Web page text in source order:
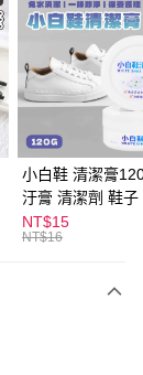
小白鞋 清潔膏
汙膏 清潔劑 鞋子
漬 白皮鞋 鞋油
NT$15
NT$16